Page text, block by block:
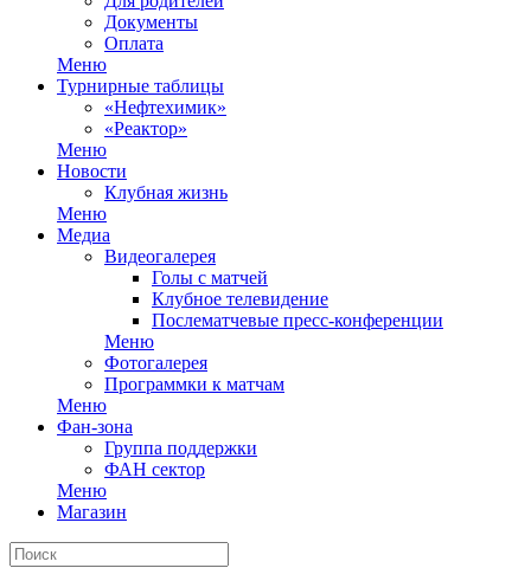
Документы
Оплата
Меню
Турнирные таблицы
«Нефтехимик»
«Реактор»
Меню
Новости
Клубная жизнь
Меню
Медиа
Видеогалерея
Голы с матчей
Клубное телевидение
Послематчевые пресс-конференции
Меню
Фотогалерея
Программки к матчам
Меню
Фан-зона
Группа поддержки
ФАН сектор
Меню
Магазин